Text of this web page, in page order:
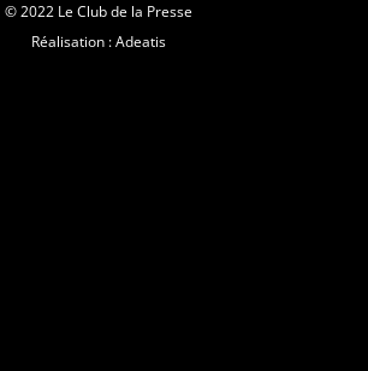
© 2022 Le Club de la Presse
Réalisation : Adeatis